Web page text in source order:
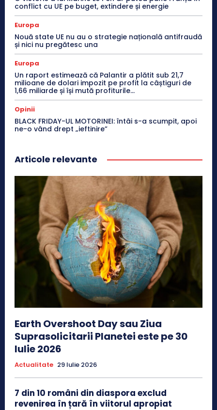
conflict cu UE pe buget, extindere și energie
Europa
Nouă state UE nu au o strategie națională antifraudă
și nici nu pregătesc una
Europa
Un raport estimează că Palantir a plătit sub 21,7
milioane de dolari impozit pe profit la câștiguri de
1,66 miliarde și își mută profiturile...
Opinii
BLACK FRIDAY-UL MOTORINEI: întâi s-a scumpit, apoi
ne-o vând drept „ieftinire”
Articole relevante
Earth Overshoot Day sau Ziua
Suprasolicitarii Planetei este pe 30
Iulie 2026
Actualitate 29 Iulie 2026
7 din 10 români din diaspora exclud
revenirea în țară în viitorul apropiat